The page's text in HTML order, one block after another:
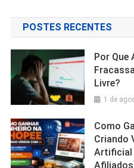
POSTES RECENTES
Por Que
Livre?
1 de
Como
Criando
Artificial